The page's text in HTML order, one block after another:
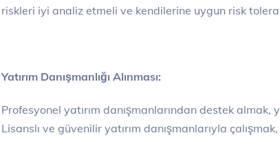
riskleri iyi analiz etmeli ve kendilerine uygun risk
Yatırım Danışmanlığı Alınması:
Profesyonel yatırım danışmanlarından destek almak,
Lisanslı ve güvenilir yatırım danışmanlarıyla çalışmak,